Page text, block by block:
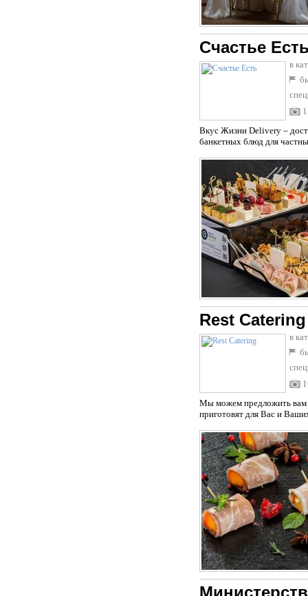
Счастье
в
Вкус Жизни Delivery –
банкетных блюд для
Rest Catering
в
Мы можем предложить вам
приготовят для Вас и